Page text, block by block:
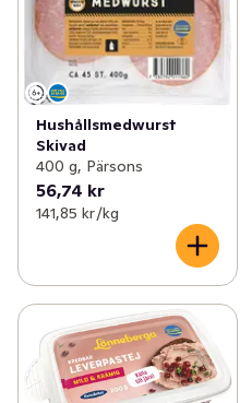
Hushållsmedwurst
Skivad
400 g, Pärsons
56,74 kr
141,85 kr /kg